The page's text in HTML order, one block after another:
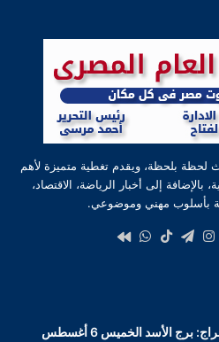
لحظة بلحظة، ويقدم تغطية متميزة لأهم
بالإضافة إلى أخبار الرياضة، الاقتصاد،
بأسلوب مهني وموضوعي.
‫YouTube
انستقرام
تيلقرام‫TikTokواتساب
برج الأسد الخميس 6 أغسطس